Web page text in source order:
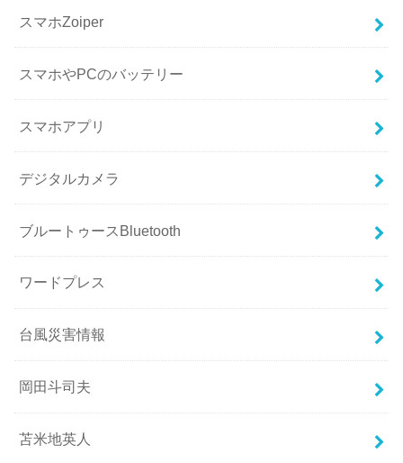
スマホZoiper
スマホやPCのバッテリー
スマホアプリ
デジタルカメラ
ブルートゥースBluetooth
ワードプレス
台風災害情報
岡田斗司夫
苫米地英人